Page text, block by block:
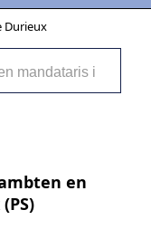
Durieux
en